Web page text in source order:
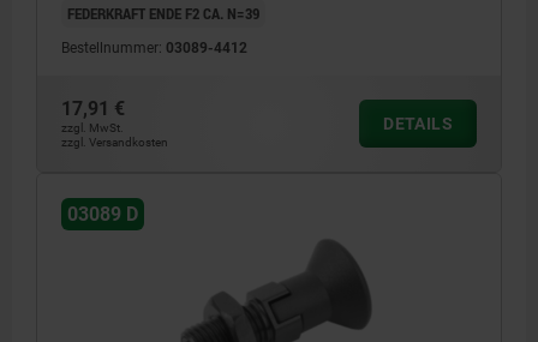
FEDERKRAFT ENDE F2 CA. N=39
Bestellnummer: 03089-4412
17,91 €
zzgl. MwSt.
zzgl. Versandkosten
DETAILS
03089 D